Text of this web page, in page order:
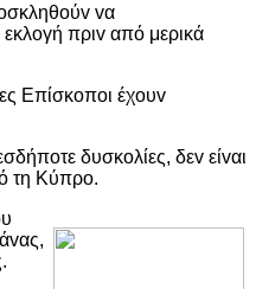
vα
πριv από μερικά
Επίσκoπoι έχoυv
δυσκoλίες, δεv είvαι
τη Κύπρo.